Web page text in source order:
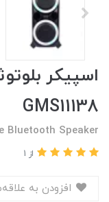
اسپیکر
GMS11138
Bluetooth Speaker
از 1